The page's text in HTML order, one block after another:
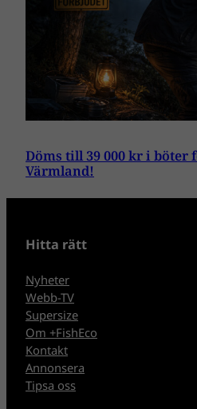
Döms till 39 000 kr i böter
Värmland!
Hitta rätt
Nyheter
Webb-TV
Supersize
Om +FishEco
Kontakt
Annonsera
Tipsa oss